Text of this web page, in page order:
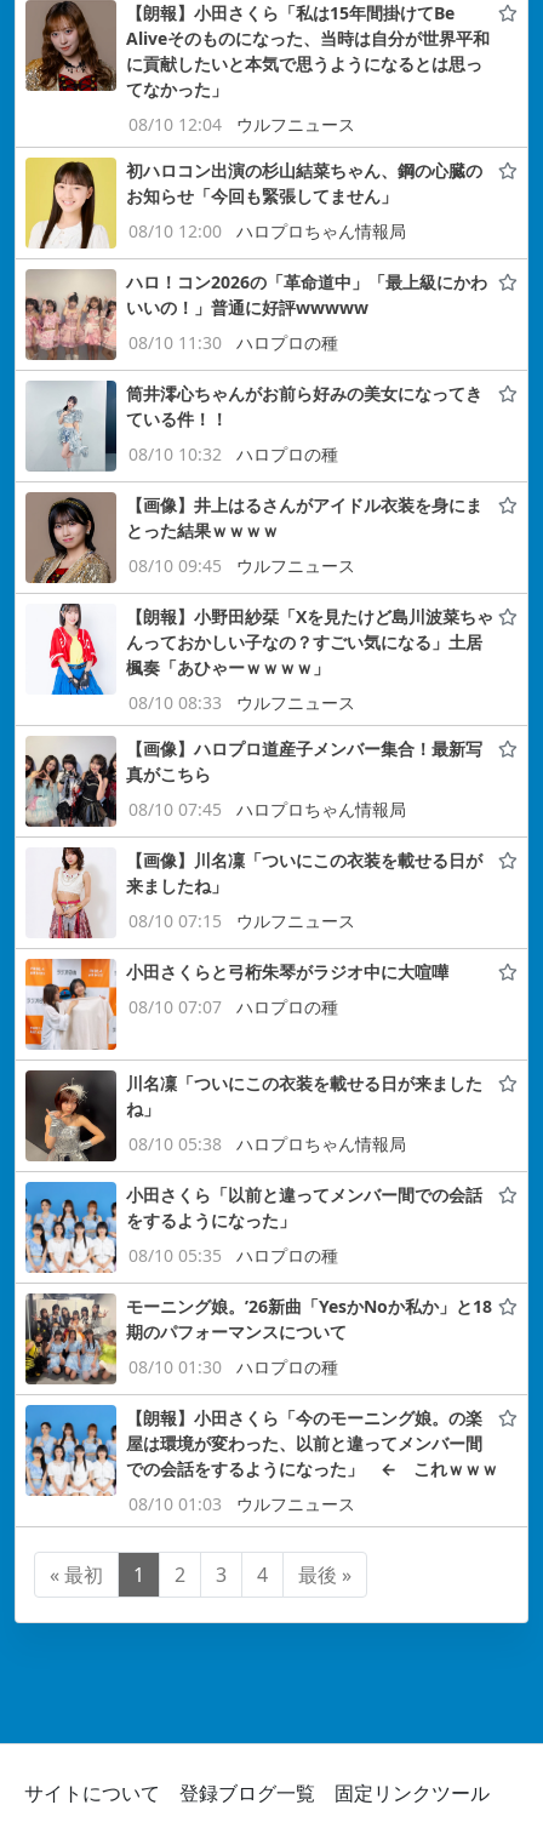
【朗報】小田さくら「私は15年間掛けてBe
Aliveそのものになった、当時は自分が世界平和
に貢献したいと本気で思うようになるとは思っ
てなかった」
08/10 12:04
ウルフニュース
初ハロコン出演の杉山結菜ちゃん、鋼の心臓の
お知らせ「今回も緊張してません」
08/10 12:00
ハロプロちゃん情報局
ハロ！コン2026の「革命道中」「最上級にかわ
いいの！」普通に好評wwwww
08/10 11:30
ハロプロの種
筒井澪心ちゃんがお前ら好みの美女になってき
ている件！！
08/10 10:32
ハロプロの種
【画像】井上はるさんがアイドル衣装を身にま
とった結果ｗｗｗｗ
08/10 09:45
ウルフニュース
【朗報】小野田紗栞「Xを見たけど島川波菜ちゃ
んっておかしい子なの？すごい気になる」土居
楓奏「あひゃーｗｗｗｗ」
08/10 08:33
ウルフニュース
【画像】ハロプロ道産子メンバー集合！最新写
真がこちら
08/10 07:45
ハロプロちゃん情報局
【画像】川名凜「ついにこの衣装を載せる日が
来ましたね」
08/10 07:15
ウルフニュース
小田さくらと弓桁朱琴がラジオ中に大喧嘩
08/10 07:07
ハロプロの種
川名凜「ついにこの衣装を載せる日が来ました
ね」
08/10 05:38
ハロプロちゃん情報局
小田さくら「以前と違ってメンバー間での会話
をするようになった」
08/10 05:35
ハロプロの種
モーニング娘。’26新曲「YesかNoか私か」と18
期のパフォーマンスについて
08/10 01:30
ハロプロの種
【朗報】小田さくら「今のモーニング娘。の楽
屋は環境が変わった、以前と違ってメンバー間
での会話をするようになった」 ← これｗｗｗ
08/10 01:03
ウルフニュース
« 最初 1 2 3 4 最後 »
サイトについて 登録ブログ一覧 固定リンクツール